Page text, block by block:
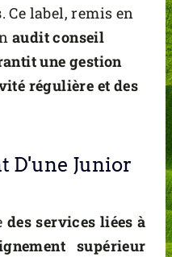
. Ce label, remis en
audit conseil
une gestion
régulière et des
D'une Junior
des services liées à
supérieur